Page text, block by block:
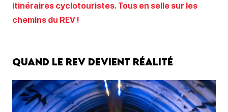
itinéraires cyclotouristes. Tous en selle sur les
chemins du REV !
Quand le REV devient réalité